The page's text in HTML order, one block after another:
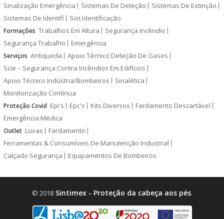
Sinalização Emergência
Sistemas De Deteção
Sistemas De Extinção
Sistemas De Identifi
Sist.Identificação
Formações Trabalhos Em Altura
Segurança Incêndio
Segurança Trabalho
Emergência
Serviços Antiqueda
Apoio Técnico Deteção De Gases
Scie – Segurança Contra Incêndios Em Edifícios
Apoio Técnico Indústria/Bombeiros
Sinalética
Monitorização Contínua
Proteção Covid Epi's Epc's Kits Diversos
Fardamento Descartável
Emergência Médica
Outlet Luvas
Fardamento
Ferramentas & Consumíveis De Manutenção Industrial
Calçado Segurança
Equipamentos De Bombeiros
© 2018Sintimex - Proteção da cabeça aos pés.